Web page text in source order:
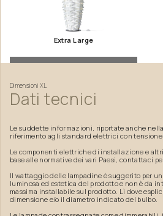
Extra Large
Dimensioni XL
Dati tecnici
Le suddette informazioni, riportate anche
riferimento agli standard elettrici con tensione
Le componenti elettriche di installazione e
base alle normative dei vari Paesi, contattaci
Il wattaggio delle lampadine è suggerito per
luminosa ed estetica del prodotto e non è da
massima installabile sul prodotto. Lì dove
dimensione e/o il diametro indicato del bulbo.